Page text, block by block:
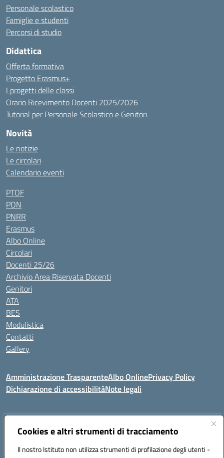
Cookies e altri strumenti di tracciamento
Il nostro Istituto non utilizza strumenti di profilazione degli utenti -
Personale scolastico
Famiglie e studenti
Percorsi di studio
Didattica
Offerta formativa
Progetto Erasmus+
I progetti delle classi
Orario Ricevimento Docenti 2025/2026
Tutorial per Personale Scolastico e Genitori
Novità
Le notizie
Le circolari
Calendario eventi
PTOF
PON
PNRR
Erasmus
Albo Online
Circolari
Docenti 25/26
Archivio Area Riservata Docenti
Genitori
ATA
BES
Modulistica
Contatti
Gallery
Amministrazione TrasparenteAlbo OnlinePrivacy Policy
Dichiarazione di accessibilitàNote legali
Indirizzo:Via Coniugi Crigna – Cap. 89861 – Tropea (VV)
Posta elettronica certificata (PEC):vvic82200d@pec.istruzione.it